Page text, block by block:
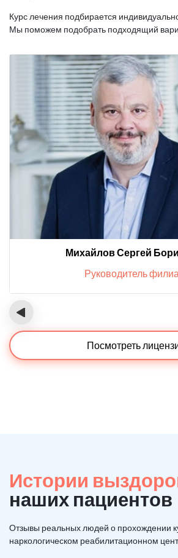
Курс лечения подбирается
Мы поможем подобрать подходящий
Михайлов Сергей
Руководитель
‹
Посмотреть
Истории
наших пациентов
Отзывы реальных людей о прохождении
наркологическом реабилитационном